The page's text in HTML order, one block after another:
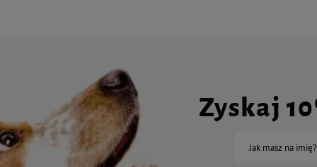
Zyskaj
Jak masz na imię?